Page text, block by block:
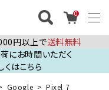
0
円以上で送料無料
にお時間いただく
くはこちら
Google Pixel 7